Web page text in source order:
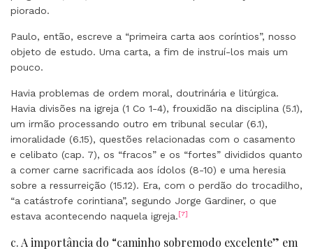
piorado.
Paulo, então, escreve a “primeira carta aos coríntios”, nosso
objeto de estudo. Uma carta, a fim de instruí-los mais um
pouco.
Havia problemas de ordem moral, doutrinária e litúrgica.
Havia divisões na igreja (1 Co 1-4), frouxidão na disciplina (5.1),
um irmão processando outro em tribunal secular (6.1),
imoralidade (6.15), questões relacionadas com o casamento
e celibato (cap. 7), os “fracos” e os “fortes” divididos quanto
a comer carne sacrificada aos ídolos (8-10) e uma heresia
sobre a ressurreição (15.12). Era, com o perdão do trocadilho,
“a catástrofe corintiana”, segundo Jorge Gardiner, o que
estava acontecendo naquela igreja.[7]
c. A importância do “caminho sobremodo excelente” em